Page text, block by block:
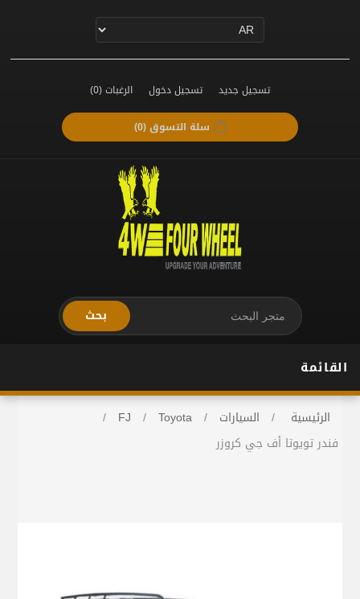
تسجيل جديد تسجيل دخول الرغبات(0)
سلة التسوق(0)
بحث
القائمة
الرئيسية / السيارات /
Toyota
/
FJ
/
فندر تويوتا أف جي كروزر